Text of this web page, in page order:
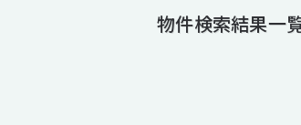
物件検索結果一